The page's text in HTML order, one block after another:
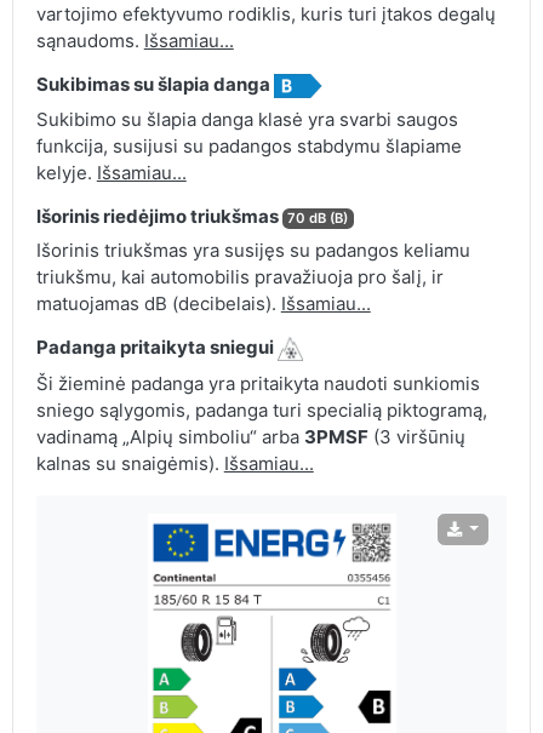
vartojimo efektyvumo rodiklis, kuris turi įtakos degalų
sąnaudoms. Išsamiau...
Sukibimas su šlapia danga
Sukibimo su šlapia danga klasė yra svarbi saugos
funkcija, susijusi su padangos stabdymu šlapiame
kelyje. Išsamiau...
Išorinis riedėjimo triukšmas 70 dB (B)
Išorinis triukšmas yra susijęs su padangos keliamu
triukšmu, kai automobilis pravažiuoja pro šalį, ir
matuojamas dB (decibelais). Išsamiau...
Padanga pritaikyta sniegui
Ši žieminė padanga yra pritaikyta naudoti sunkiomis
sniego sąlygomis, padanga turi specialią piktogramą,
vadinamą „Alpių simboliu“ arba 3PMSF(3 viršūnių
kalnas su snaigėmis). Išsamiau...